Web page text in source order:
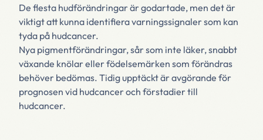
De flesta hudförändringar är godartade, men det är
viktigt att kunna identifiera varningssignaler som kan
tyda på hudcancer.
Nya pigmentförändringar, sår som inte läker, snabbt
växande knölar eller födelsemärken som förändras
behöver bedömas. Tidig upptäckt är avgörande för
prognosen vid hudcancer och förstadier till
hudcancer.